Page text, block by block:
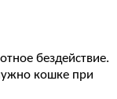
бездействие.
кошке при